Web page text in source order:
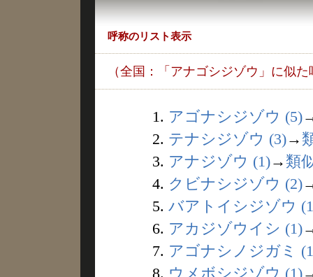
呼称のリスト表示
（全国：「アナゴシジゾウ」に似た
1. アゴナシジゾウ (5)
2. テナシジゾウ (3)→
3. アナジゾウ (1)→ 類
4. クビナシジゾウ (2)
5. バアトイシジゾウ
6. アカジゾウイシ (1)
7. アゴナシノジガミ
8. ウメボシジゾウ (1)